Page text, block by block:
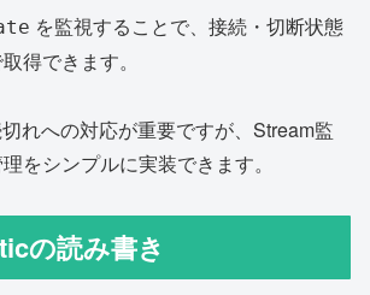
を監視することで、接続・切断状態
得できます。
れへの対応が重要ですが、Stream監
をシンプルに実装できます。
の読み書き